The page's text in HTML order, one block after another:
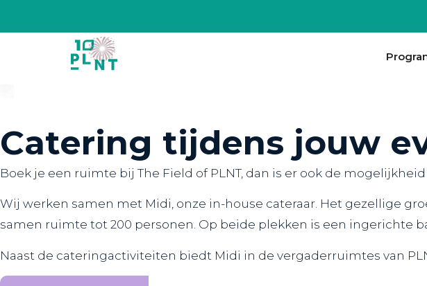
Catering tijdens jouw
Boek je een ruimte bij The Field of PLNT, dan is er ook de
Wij werken samen met Midi, onze in-house cateraar. Het gezellige
samen ruimte tot 200 personen. Op beide plekken is een ingerichte
Naast de cateringactiviteiten biedt Midi in de vergaderruimtes van